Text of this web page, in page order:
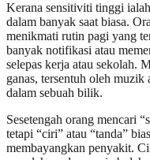
Kerana sensitiviti tinggi
dalam banyak saat biasa.
menikmati rutin pagi yang
banyak notifikasi atau
selepas kerja atau sekolah.
ganas, tersentuh oleh muzik
dalam sebuah bilik.
Sesetengah orang mencari
tetapi “ciri” atau “tanda”
membayangkan penyakit.